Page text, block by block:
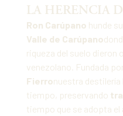
LA HERENCIA
Ron Carúpano hunde
Valle de Carúpano
riqueza del suelo dieron
venezolano. Fundada
Fierronuestra destilería
tiempo, preservando
tiempo que se adopta el